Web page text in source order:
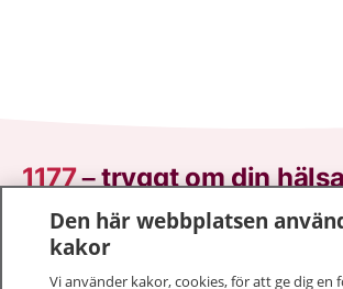
1177–tryggt om din
På 1177.se får du råd om hälsa och
sjukdomar och vilka mottagningar du
Logga in för att läsa din journal och
Den här webbplatsen
kakor
Vi använder kakor, cookies, för att ge dig en